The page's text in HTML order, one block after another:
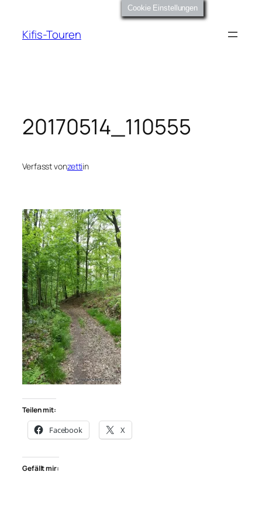
springen
Kifis-Touren
20170514_110555
Verfasst vonzettiin
Teilen mit:
Facebook X
Gefällt mir:
Cookie Einstellungen